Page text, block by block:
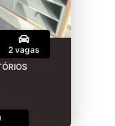
2 vagas